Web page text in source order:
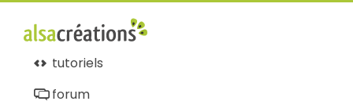
tutoriels
forum